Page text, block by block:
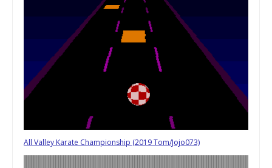
All Valley Karate Championship (2019 Tom/Jojo073)